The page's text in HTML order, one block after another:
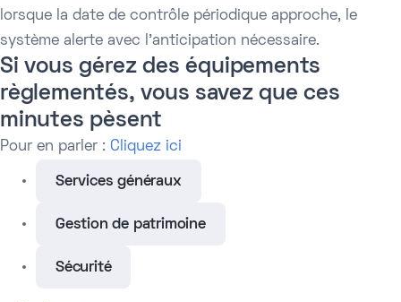
lorsque la date de contrôle périodique approche, le
système alerte avec l'anticipation nécessaire.
Si vous gérez des équipements
règlementés, vous savez que ces
minutes pèsent
Pour en parler : Cliquez ici
Services généraux
Gestion de patrimoine
Sécurité